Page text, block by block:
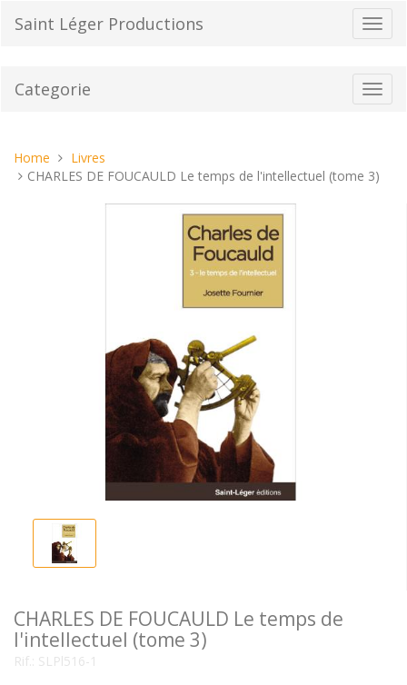
Saint Léger Productions
Categorie
Tu
sei
Home
Livres
CHARLES DE FOUCAULD Le temps de l'intellectuel (tome 3)
CHARLES DE FOUCAULD Le temps de
l'intellectuel (tome 3)
Rif.: SLPl516-1